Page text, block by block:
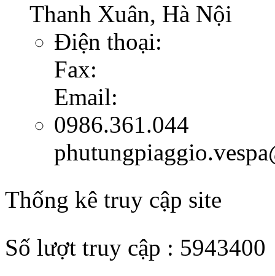
Thanh Xuân, Hà Nội
Điện thoại:
Fax:
Email:
0986.361.044
Thống kê truy cập site
Số lượt truy cập : 5943400